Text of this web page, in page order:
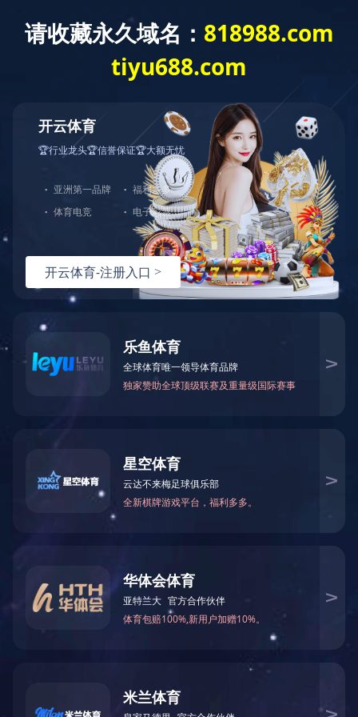
爱游戏网页版
全部分类
爱游戏网页版
BY50-191B